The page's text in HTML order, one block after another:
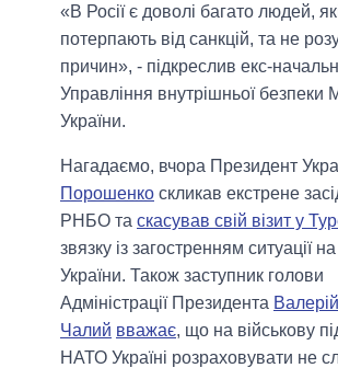
«В Росії є доволі багато людей,
потерпають від санкцій, та не
причин», - підкреслив екс-
Управління внутрішньої безпеки
України.
Нагадаємо, вчора Президент
Порошенко скликав екстрене
РНБО та скасував свій візит у
звязку із загостренням ситуації на
України. Також заступник голови
Адміністрації Президента Валерій
Чалий вважає, що на військову
НАТО Україні розраховувати не